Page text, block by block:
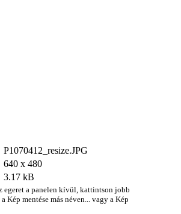
P1070412_resize.JPG
640 x 480
3.17 kB
egeret a panelen kívül, kattintson jobb
Kép mentése más néven... vagy a Kép